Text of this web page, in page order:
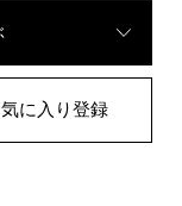
に入り登録